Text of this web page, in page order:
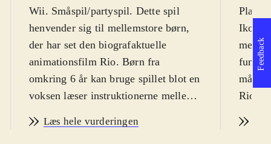
Wii. Småspil/partyspil. Dette spil
henvender sig til mellemstore børn,
der har set den biografaktuelle
animationsfilm Rio. Børn fra
omkring 6 år kan bruge spillet blot en
voksen læser instruktionerne mellem
engelsk. Der er tre sværhedsgrader:
Læs hele vurderingen
Ikon
meget
Rio er
og
Feedback